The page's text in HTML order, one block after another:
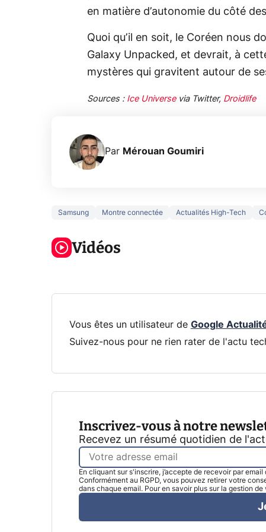
en matière d’autonomie du côté
Quoi qu’il en soit, le Coréen nous
Galaxy Unpacked, et devrait, à
mystères qui gravitent autour de
Sources : Ice Universevia Twitter, Droidlife
Par Mérouan Goumiri
Samsung Montre connectée Actualités High-Tech
Vidéos
3 écrans en 1
Voici L'AOC
CQ32G4ZA !
5 générations
Ce
Vous êtes un utilisateur de Google
Suivez-nous pour ne rien rater de l'actu
Inscrivez-vous à notre
Recevez un résumé quotidien de
En cliquant sur s'inscrire, j’accepte de recevoir par
Conformément au RGPD, vous pouvez retirer votre
dans chaque email. Pour en savoir plus sur la gestion